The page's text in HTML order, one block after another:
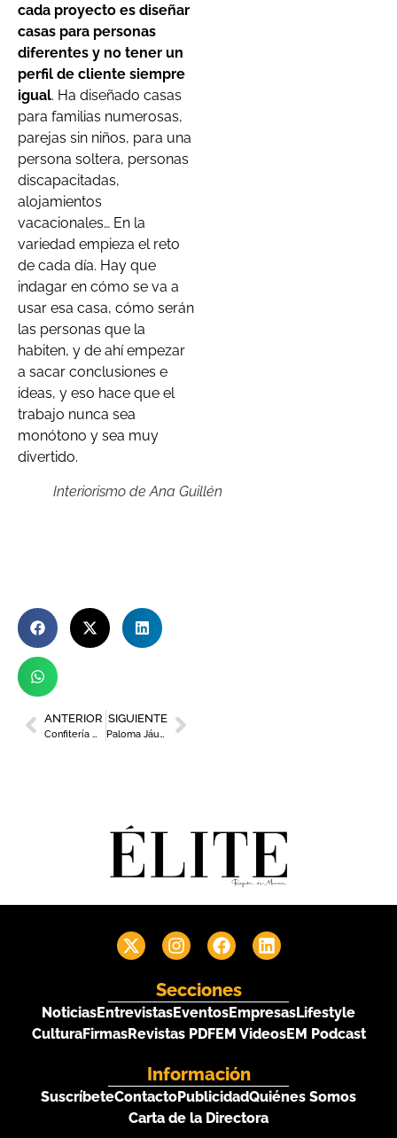
cada proyecto es diseñar
casas para personas
diferentes y no tener un
perfil de cliente siempre
igual. Ha diseñado casas
para familias numerosas,
parejas sin niños, para una
persona soltera, personas
discapacitadas,
alojamientos
vacacionales… En la
variedad empieza el reto
de cada día. Hay que
indagar en cómo se va a
usar esa casa, cómo serán
las personas que la
habiten, y de ahí empezar
a sacar conclusiones e
ideas, y eso hace que el
trabajo nunca sea
monótono y sea muy
divertido.
Interiorismo de Ana Guillén
ANTERIOR
Confitería Maite gana el III Concurso Regional del Pastel de Carne
SIGUIENTE
Paloma Jáudenes, Doña Sardina 2022
Secciones
NoticiasEntrevistasEventosEmpresasLifestyle
CulturaFirmasRevistas PDFEM VideosEM Podcast
Información
SuscríbeteContactoPublicidadQuiénes Somos
Carta de la Directora